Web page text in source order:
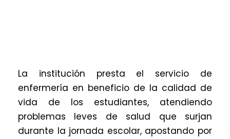
La institución presta el servicio de
enfermería en beneficio de la calidad de
vida de los estudiantes, atendiendo
problemas leves de salud que surjan
durante la jornada escolar, apostando por